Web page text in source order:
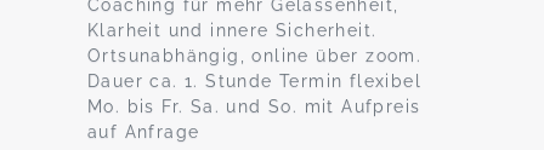
Coaching für mehr Gelassenheit,
Klarheit und innere Sicherheit.
Ortsunabhängig, online über zoom.
Dauer ca. 1. Stunde Termin flexibel
Mo. bis Fr. Sa. und So. mit Aufpreis
auf Anfrage